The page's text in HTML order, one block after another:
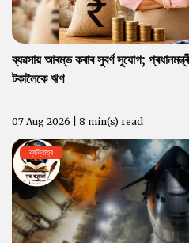
ব্যৱসায় আৰম্ভ কৰাৰ সুবৰ্ণ সুযোগ;
টকালৈকে ঋণ
07 Aug 2026 | 8 min(s) read
ব্যক্তিত্ব